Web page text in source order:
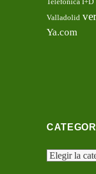
Valladolid
Ya.com
Categorías